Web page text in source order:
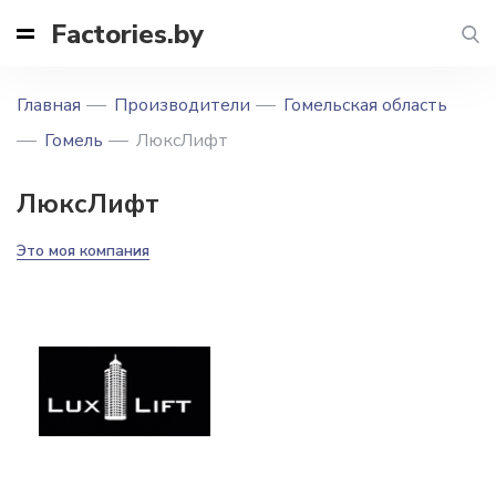
Factories.by
Главная Производители
Гомельская область
Гомель
ЛюксЛифт
ЛюксЛифт
Это моя компания